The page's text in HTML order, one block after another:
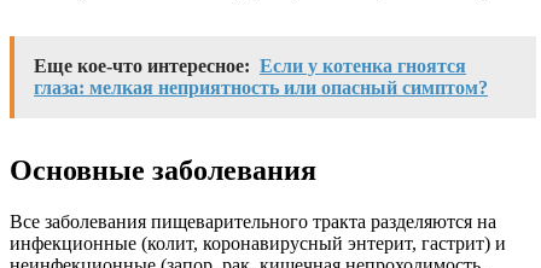
Еще кое-что интересное: Если у котенка гноятся
глаза: мелкая неприятность или опасный симптом?
Основные заболевания
Все заболевания пищеварительного тракта разделяются на
инфекционные (колит, коронавирусный энтерит, гастрит) и